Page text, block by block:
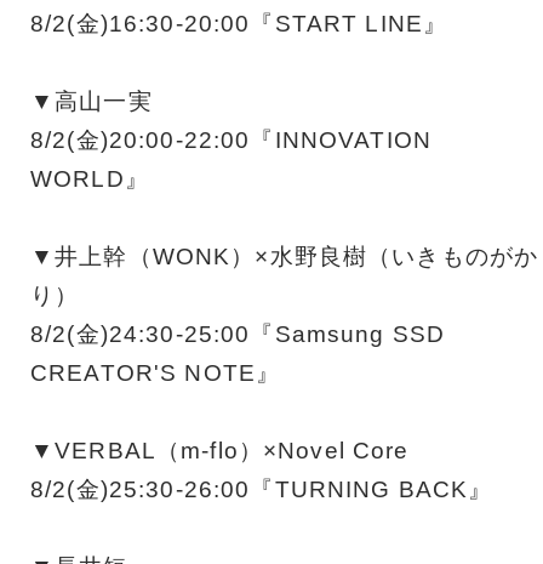
8/2(金)16:30-20:00『START LINE』
▼高山一実
8/2(金)20:00-22:00『INNOVATION
WORLD』
▼井上幹（WONK）×水野良樹（いきものがか
り）
8/2(金)24:30-25:00『Samsung SSD
CREATOR'S NOTE』
▼VERBAL（m-flo）×Novel Core
8/2(金)25:30-26:00『TURNING BACK』